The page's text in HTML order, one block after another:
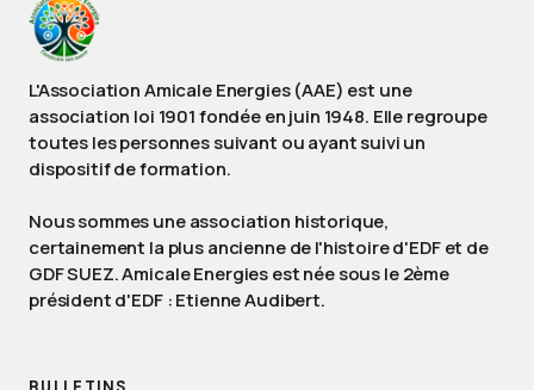
L'Association Amicale Energies (AAE) est une
association loi 1901 fondée en juin 1948. Elle regroupe
toutes les personnes suivant ou ayant suivi un
dispositif de formation.
Nous sommes une association historique,
certainement la plus ancienne de l'histoire d'EDF et de
GDF SUEZ. Amicale Energies est née sous le 2ème
président d'EDF : Etienne Audibert.